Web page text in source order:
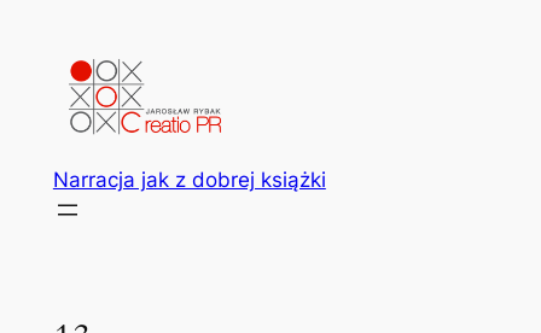
Narracja jak z dobrej książki